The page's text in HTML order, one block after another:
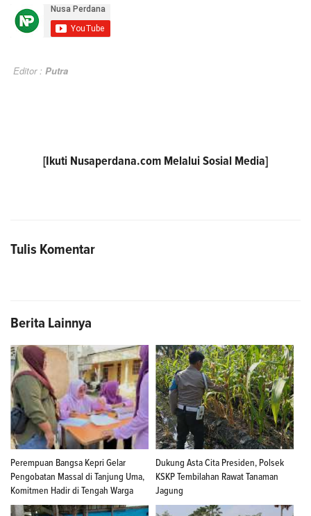
Editor : Putra
[Ikuti Nusaperdana.com Melalui Sosial Media]
Tulis Komentar
Berita Lainnya
Perempuan Bangsa Kepri Gelar
Pengobatan Massal di Tanjung Uma,
Komitmen Hadir di Tengah Warga
Dukung Asta Cita Presiden, Polsek
KSKP Tembilahan Rawat Tanaman
Jagung